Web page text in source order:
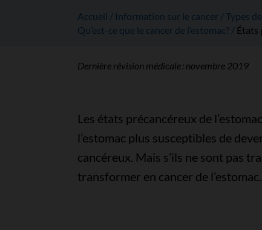
Accueil Information sur le cancer Types
Qu’est-ce que le cancer de l’estomac?
États
Dernière révision médicale : novembre 2019
Les états précancéreux de
l’estomac plus susceptibles de
cancéreux. Mais s’ils ne sont pas
transformer en cancer de l’estomac.